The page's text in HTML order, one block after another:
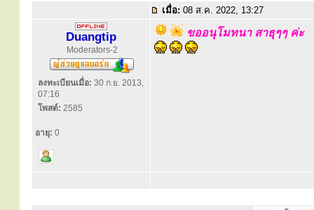
เมื่อ: 08 ส.ค. 2022, 13:27
Duangtip
Moderators-2
ลงทะเบียนเมื่อ: 30 ก.ย. 2013,
07:16
โพสต์: 2585
อายุ: 0
ขออนุโมทนา สาธุๆๆ ค่ะ